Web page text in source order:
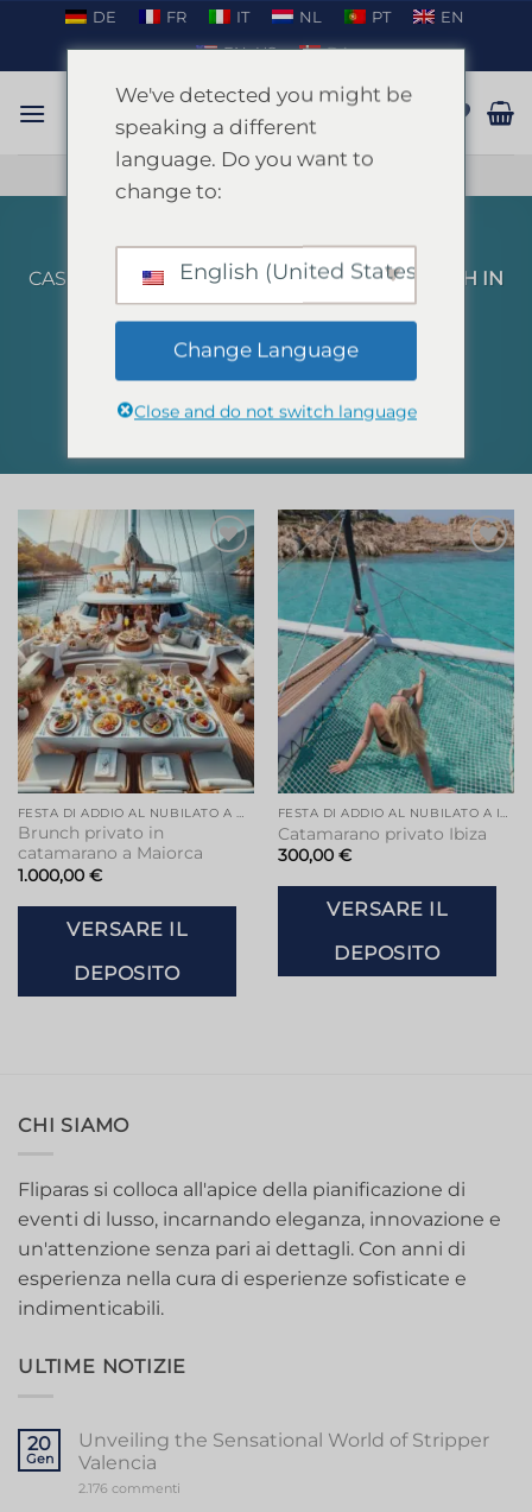
contenuti
DE FR IT NL PT
EN
EN_US
DA
PARLARE SU WHATSAPP
CASA
PRODOTTI TAGGATI “PRIVATE BRUNCH IN
CATAMARAN”
FILTRA
Brunch privato in
catamarano a Maiorca
1.000,00 €
VERSARE IL
DEPOSITO
Catamarano privato Ibiza
300,00 €
VERSARE IL
DEPOSITO
CHI SIAMO
Fliparas si colloca all'apice della pianificazione di
eventi di lusso, incarnando eleganza, innovazione e
un'attenzione senza pari ai dettagli. Con anni di
esperienza nella cura di esperienze sofisticate e
indimenticabili.
ULTIME NOTIZIE
20
Gen
Unveiling the Sensational World of Stripper
Valencia
2.176 commenti
We've detected you might be
speaking a different
language. Do you want to
change to:
English (United States)
Change Language
Close and do not switch language